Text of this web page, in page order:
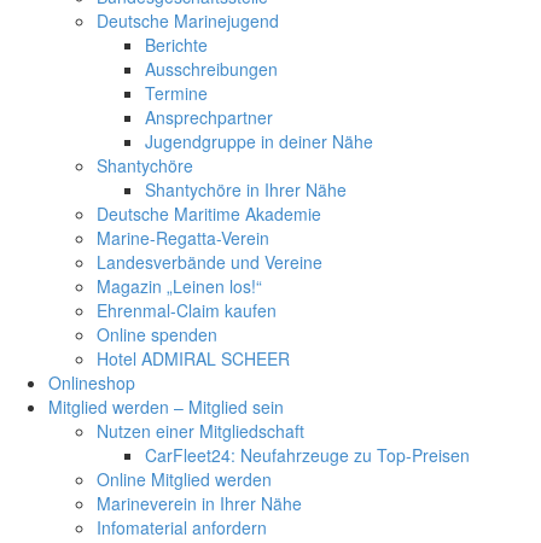
Deutsche Marinejugend
Berichte
Ausschreibungen
Termine
Ansprechpartner
Jugendgruppe in deiner Nähe
Shantychöre
Shantychöre in Ihrer Nähe
Deutsche Maritime Akademie
Marine-Regatta-Verein
Landesverbände und Vereine
Magazin „Leinen los!“
Ehrenmal-Claim kaufen
Online spenden
Hotel ADMIRAL SCHEER
Onlineshop
Mitglied werden – Mitglied sein
Nutzen einer Mitgliedschaft
CarFleet24: Neufahrzeuge zu Top-Preisen
Online Mitglied werden
Marineverein in Ihrer Nähe
Infomaterial anfordern